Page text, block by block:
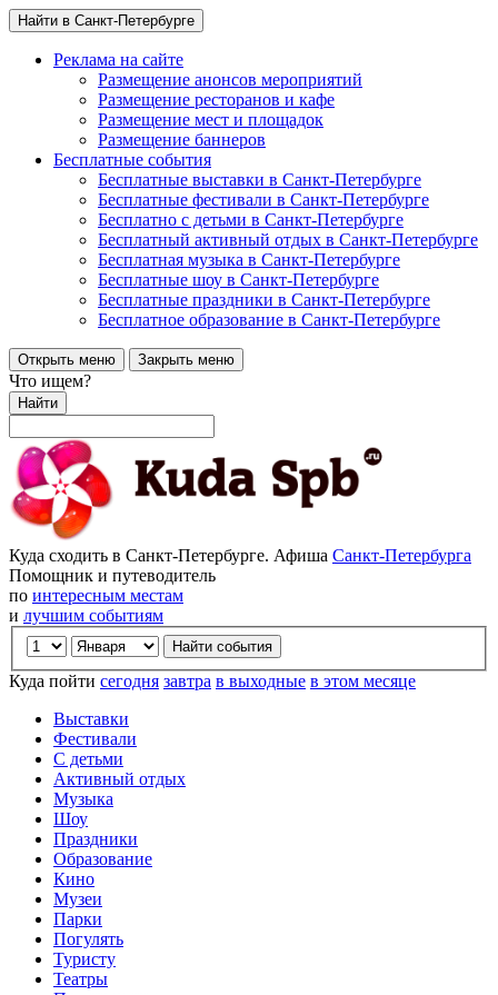
Найти в Санкт-Петербурге
Реклама на сайте
Размещение анонсов мероприятий
Размещение ресторанов и кафе
Размещение мест и площадок
Размещение баннеров
Бесплатные события
Бесплатные выставки в Санкт-Петербурге
Бесплатные фестивали в Санкт-Петербурге
Бесплатно с детьми в Санкт-Петербурге
Бесплатный активный отдых в Санкт-Петербурге
Бесплатная музыка в Санкт-Петербурге
Бесплатные шоу в Санкт-Петербурге
Бесплатные праздники в Санкт-Петербурге
Бесплатное образование в Санкт-Петербурге
Открыть меню Закрыть меню
Что ищем?
Найти
Куда сходить в Санкт-Петербурге. Афиша Санкт-Петербурга
Помощник и путеводитель
по интересным местам
и лучшим событиям
Куда пойти сегодня завтра в выходные в этом месяце
Выставки
Фестивали
С детьми
Активный отдых
Музыка
Шоу
Праздники
Образование
Кино
Музеи
Парки
Погулять
Туристу
Театры